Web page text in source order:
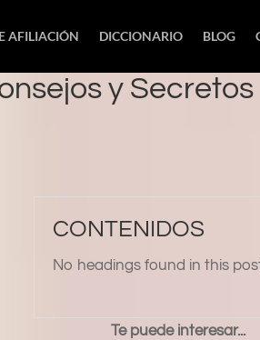
AFILIACIÓN DICCIONARIO BLOG
y Secretos
CONTENIDOS
No headings found in this
Te puede interesar...